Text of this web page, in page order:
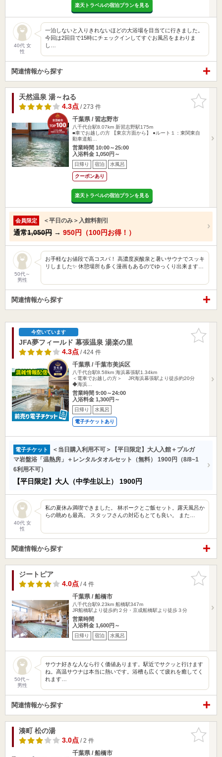
楽天トラベルの宿泊プランを見る
40代 女
性
一泊しないと入りきれないほどの大浴場を目当てに行きました。
今回は2回目で15時にチェックインしてすぐお風呂をまわりま
し…
関連情報から探す
お気に入
りに追加
天然温泉 湯～ねる
4.3点/ 273 件
千葉県 / 習志野市
八千代台駅8.07km 新習志野駅175m
■車でお越しの方 【東京方面から】 ●ルート１：東関東自
動車道船…
営業時間 10:00～25:00
入浴料金 1,050円～
日帰り 宿泊 水風呂
クーポンあり
楽天トラベルの宿泊プランを見る
会員限定 ＜平日のみ＞入館料割引
通常1,050円 → 950円（100円お得！）
50代～
男性
お手軽なお値段で高コスパ！ 高濃度炭酸泉と暑いサウナでスッキ
リしました✨ 休憩場所も多く漫画もあるのでゆっくり出来ます…
関連情報から探す
お気に入
りに追加
今空いています
JFA夢フィールド 幕張温泉 湯楽の里
4.3点/ 424 件
千葉県 / 千葉市美浜区
八千代台駅8.58km 海浜幕張駅1.34km
＜電車でお越しの方＞ JR海浜幕張駅より徒歩約20分
◆海浜…
営業時間 9:00～24:00
入浴料金 1,300円～
日帰り 水風呂
電子チケットあり
電子チケット
＜当日購入利用不可＞【平日限定】大人入館＋プルガ
マ岩盤浴「温熱房」＋レンタルタオルセット（無料） 1900円（8/8~1
6利用不可）
【平日限定】大人（中学生以上） 1900円
40代 女
性
私の夏休み満喫できました。 林ポークとご飯セット。露天風呂か
らの眺めも最高。 スタッフさんの対応もとても良い。 また…
関連情報から探す
お気に入
りに追加
ジートピア
4.0点/ 4 件
千葉県 / 船橋市
八千代台駅9.23km 船橋駅347m
JR船橋駅より徒歩約２分・京成船橋駅より徒歩３分
営業時間
入浴料金 1,600円～
日帰り 宿泊 水風呂
50代～
男性
サウナ好きな人なら行く価値あります。駅近でサクッと行けます
ね。高温サウナは本当に熱いです。浴槽も広くて疲れを癒してく
れます…
関連情報から探す
お気に入
りに追加
湊町 松の湯
3.0点/ 2 件
千葉県 / 船橋市